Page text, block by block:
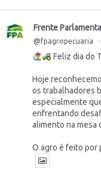
Frente
@fpagropecuaria ·
Feliz dia do
Hoje
os trabalhadores
especialmente
enfrentando
alimento na mesa
O agro é feito por